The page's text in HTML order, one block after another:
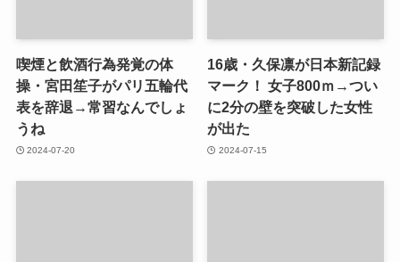
喫煙と飲酒行為発覚の体
操・宮田笙子がパリ五輪代
表を辞退→常習なんでしょ
うね
2024-07-20
16歳・久保凛が日本新記録
マーク！ 女子800ｍ→つい
に2分の壁を突破した女性
が出た
2024-07-15